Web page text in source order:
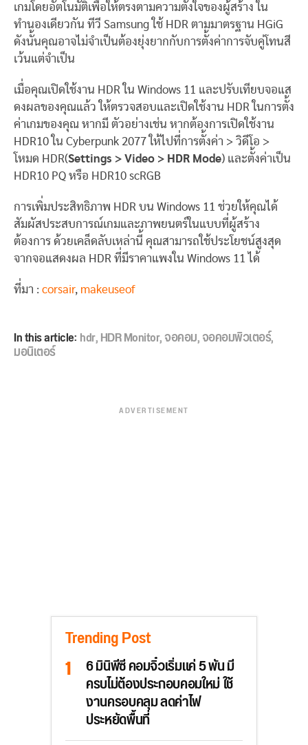
เกมโดยอัตโนมัติเพื่อให้ตรงตามความตั้งใจของผู้สร้าง ใน
ทำนองเดียวกัน ทีวี Samsung ใช้ HDR ตามมาตรฐาน HGiG
ดังนั้นคุณอาจไม่จำเป็นต้องยุ่งยากกับการตั้งค่าการจับคู่โทนสี
เว้นแต่จำเป็น
เมื่อคุณเปิดใช้งาน HDR ใน Windows 11 และปรับเทียบจอแส
ดงผลของคุณแล้ว ให้ตรวจสอบและเปิดใช้งาน HDR ในการตั้ง
ค่าเกมของคุณ หากมี ตัวอย่างเช่น หากต้องการเปิดใช้งาน
HDR10 ใน Cyberpunk 2077 ให้ไปที่การตั้งค่า > วิดีโอ >
โหมด HDR(Settings > Video > HDR Mode) และตั้งค่าเป็น
HDR10 PQ หรือ HDR10 scRGB
การเพิ่มประสิทธิภาพ HDR บน Windows 11 ช่วยให้คุณได้
สัมผัสประสบการณ์เกมและภาพยนตร์ในแบบที่ผู้สร้าง
ต้องการ ด้วยเคล็ดลับเหล่านี้ คุณสามารถใช้ประโยชน์สูงสุด
จากจอแสดงผล HDR ที่มีราคาแพงใน Windows 11 ได้
ที่มา : corsair, makeuseof
In this article:hdr,HDR Monitor,จอคอม,จอคอมพิวเตอร์,
มอนิเตอร์
ADVERTISEMENT
Trending Post
6 มินิพีซี คอมจิ๋วเริ่มแค่ 5 พัน มี
ครบไม่ต้องประกอบคอมใหม่ ใช้
งานครอบคลุม ลดค่าไฟ
ประหยัดพื้นที่